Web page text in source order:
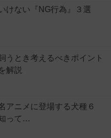
けない『NG行為』３選
うとき考えるべきポイント
解説
アニメに登場する犬種６
って…